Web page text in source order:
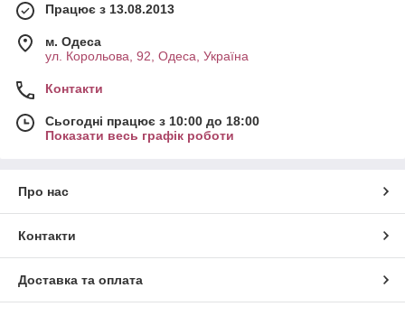
Працює з 13.08.2013
м. Одеса
ул. Корольова, 92, Одеса, Україна
Контакти
Сьогодні працює з 10:00 до 18:00
Показати весь графік роботи
Про нас
Контакти
Доставка та оплата